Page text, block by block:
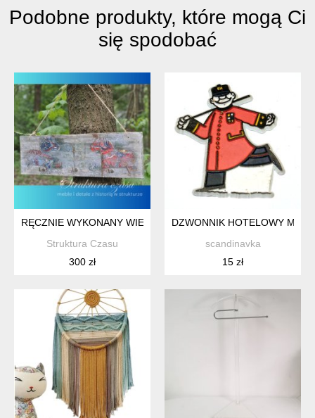
Podobne produkty, które mogą Ci
się spodobać
RĘCZNIE WYKONANY WIESZAK ŚCIENNY W STYLU
Struktura Czasu
300 zł
DZWONNIK HOTELOWY
scandinavka
15 zł